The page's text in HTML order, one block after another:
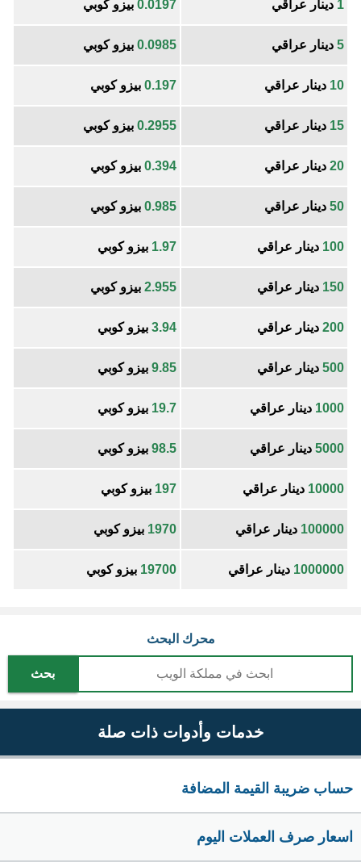
1 دينار عراقي 0.0197 بيزو كوبي
5 دينار عراقي 0.0985 بيزو كوبي
10 دينار عراقي 0.197 بيزو كوبي
15 دينار عراقي 0.2955 بيزو كوبي
20 دينار عراقي 0.394 بيزو كوبي
50 دينار عراقي 0.985 بيزو كوبي
100 دينار عراقي 1.97 بيزو كوبي
150 دينار عراقي 2.955 بيزو كوبي
200 دينار عراقي 3.94 بيزو كوبي
500 دينار عراقي 9.85 بيزو كوبي
1000 دينار عراقي 19.7 بيزو كوبي
5000 دينار عراقي 98.5 بيزو كوبي
10000 دينار عراقي 197 بيزو كوبي
100000 دينار عراقي 1970 بيزو كوبي
1000000 دينار عراقي 19700 بيزو كوبي
محرك البحث
بحث
خدمات وأدوات ذات صلة
حساب ضريبة القيمة المضافة
اسعار صرف العملات اليوم